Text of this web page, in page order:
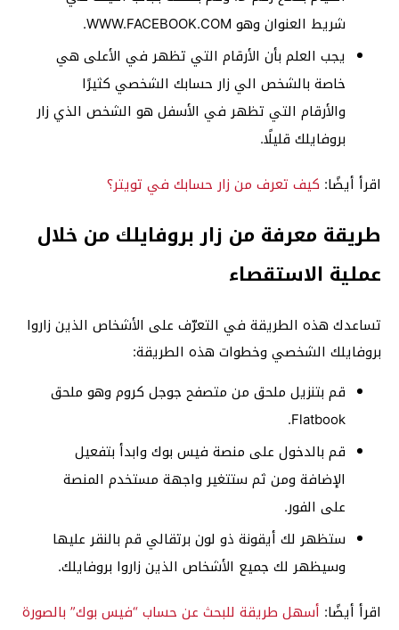
شريط العنوان وهو WWW.FACEBOOK.COM.
يجب العلم بأن الأرقام التي تظهر في الأعلى هي
خاصة بالشخص الي زار حسابك الشخصي كثيرًا
والأرقام التي تظهر في الأسفل هو الشخص الذي زار
بروفايلك قليلًا.
اقرأ أيضًا: كيف تعرف من زار حسابك في تويتر؟
طريقة معرفة من زار بروفايلك من خلال
عملية الاستقصاء
تساعدك هذه الطريقة في التعرّف على الأشخاص الذين زاروا
بروفايلك الشخصي وخطوات هذه الطريقة:
قم بتنزيل ملحق من متصفح جوجل كروم وهو ملحق
Flatbook.
قم بالدخول على منصة فيس بوك وابدأ بتفعيل
الإضافة ومن ثم ستتغير واجهة مستخدم المنصة
على الفور.
ستظهر لك أيقونة ذو لون برتقالي قم بالنقر عليها
وسيظهر لك جميع الأشخاص الذين زاروا بروفايلك.
اقرأ أيضًا: أسهل طريقة للبحث عن حساب “فيس بوك” بالصورة